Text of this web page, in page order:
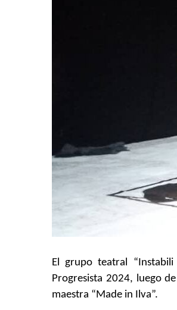
El grupo teatral
Progresista 2024, luego
maestra “Made in Ilva”.